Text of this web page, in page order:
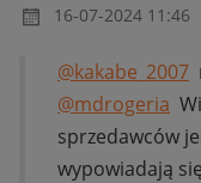
‎16-07-2024 11:46
@kakabe_2007
@mdrogeria
sprzedawców
wypowiadają się